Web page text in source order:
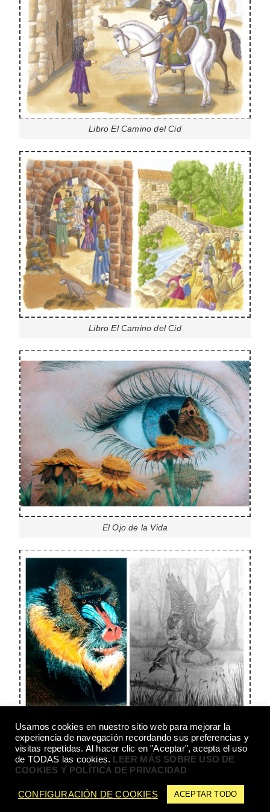
Libro El Camino del Cid
Libro El Camino del Cid
El Ojo de la Vida
El Mandril y Alicia
Usamos cookies en nuestro sitio web para mejorar la
experiencia de navegación recordando sus preferencias y
visitas repetidas. Al hacer clic en "Aceptar", acepta el uso
de TODAS las cookies. LEER MÁS SOBRE USO DE
COOKIES Y POLÍTICA DE PRIVACIDAD
CONFIGURACIÓN DE COOKIES ACEPTAR TODO